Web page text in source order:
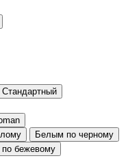
Стандартный
Белым по черному
бежевому